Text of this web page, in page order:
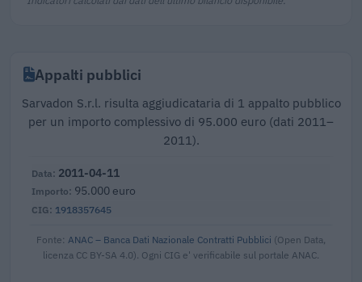
Appalti pubblici
Sarvadon S.r.l. risulta aggiudicataria di 1 appalto pubblico
per un importo complessivo di 95.000 euro (dati 2011–
2011).
1918357645
2011-04-11
95.000 euro
Fonte: ANAC – Banca Dati Nazionale Contratti Pubblici (Open Data,
licenza CC BY-SA 4.0). Ogni CIG e' verificabile sul portale ANAC.